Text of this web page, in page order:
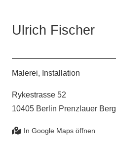
Ulrich Fischer
Malerei, Installation
Rykestrasse 52
10405 Berlin Prenzlauer Berg